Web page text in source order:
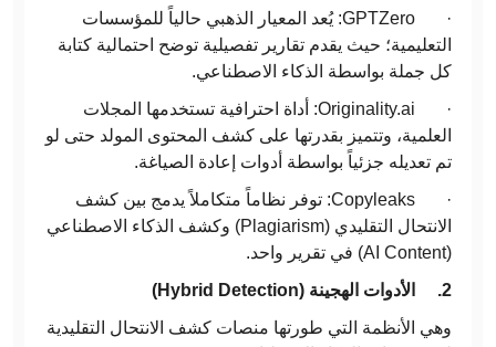
· GPTZero: يُعد المعيار الذهبي حالياً للمؤسسات
التعليمية؛ حيث يقدم تقارير تفصيلية توضح احتمالية كتابة
كل جملة بواسطة الذكاء الاصطناعي.
· Originality.ai: أداة احترافية تستخدمها المجلات
العلمية، وتتميز بقدرتها على كشف المحتوى المولد حتى لو
تم تعديله جزئياً بواسطة أدوات إعادة الصياغة.
· Copyleaks: توفر نظاماً متكاملاً يدمج بين كشف
الانتحال التقليدي (Plagiarism) وكشف الذكاء الاصطناعي
(AI Content) في تقرير واحد.
2.
الأدوات الهجينة (Hybrid Detection
)
وهي الأنظمة التي طورتها منصات كشف الانتحال التقليدية